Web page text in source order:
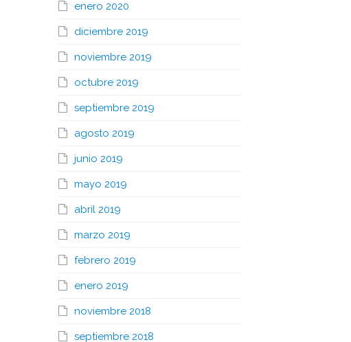
enero 2020
diciembre 2019
noviembre 2019
octubre 2019
septiembre 2019
agosto 2019
junio 2019
mayo 2019
abril 2019
marzo 2019
febrero 2019
enero 2019
noviembre 2018
septiembre 2018